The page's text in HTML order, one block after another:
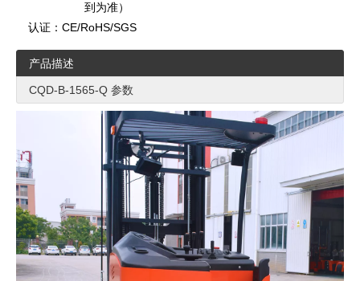
到为准）
认证： CE/RoHS/SGS
产品描述
CQD-B-1565-Q 参数